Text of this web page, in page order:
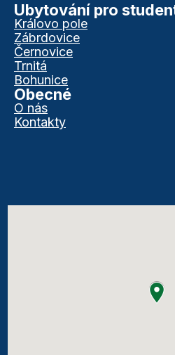
Ubytování pro
Královo pole
Zábrdovice
Černovice
Trnitá
Bohunice
Obecné
O nás
Kontakty